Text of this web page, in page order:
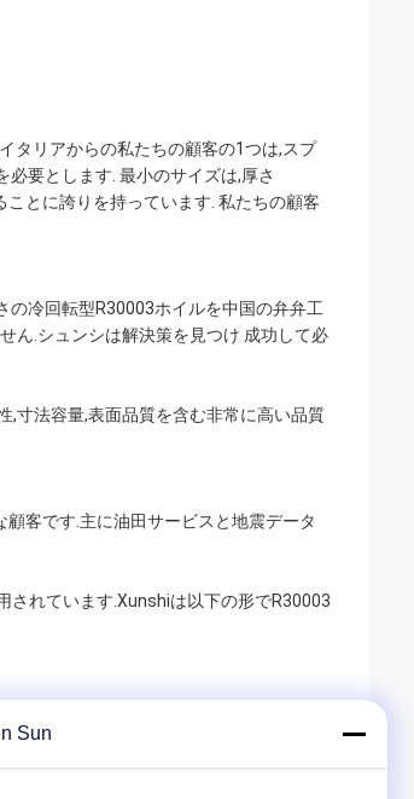
タリアからの私たちの顧客の1つは,スプ
要とします. 最小のサイズは,厚さ
とに誇りを持っています. 私たちの顧客
冷回転型R30003ホイルを中国の弁弁工
ん.シュンシは解決策を見つけ 成功して必
,寸法容量,表面品質を含む非常に高い品質
客です.主に油田サービスと地震データ
されています.Xunshiは以下の形でR30003
Sun